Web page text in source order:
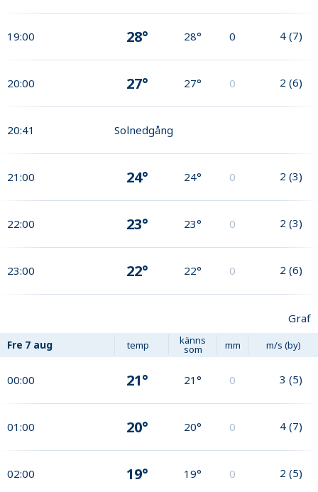
19:00 28° 28° 0 4 (7)
20:00 27° 27° 0 2 (6)
20:41 Solnedgång
21:00 24° 24° 0 2 (3)
22:00 23° 23° 0 2 (3)
23:00 22° 22° 0 2 (6)
Graf
Fre 7 aug temp känns
som mm m/s (by)
00:00 21° 21° 0 3 (5)
01:00 20° 20° 0 4 (7)
02:00 19° 19° 0 2 (5)